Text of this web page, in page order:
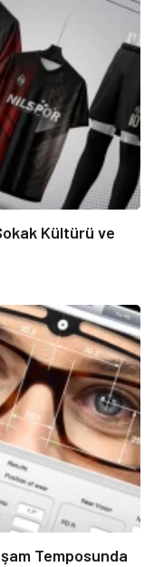
Kültürü ve
Temposunda